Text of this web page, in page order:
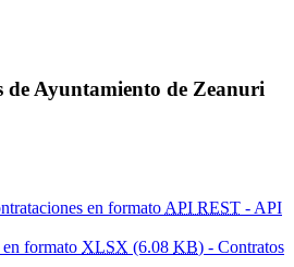
de Ayuntamiento de Zeanuri
en formato API REST - API
formato XLSX (6.08 KB) - Contratos